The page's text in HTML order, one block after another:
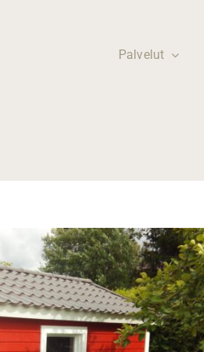
Palvelut
piharakennukset
yksilöllistä
suunnittelua